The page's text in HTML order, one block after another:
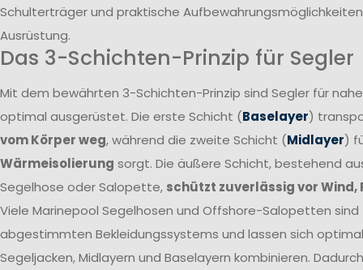
Schulterträger und praktische
Ausrüstung.
Das 3-Schichten-Prinzip für Segler
Mit dem bewährten 3-Schichten-Prinzip sind Segler für
optimal ausgerüstet. Die erste Schicht (Baselayer)
vom Körper weg, während die zweite Schicht (Midlayer)
Wärmeisolierung sorgt. Die äußere Schicht, bestehend
Segelhose oder Salopette, schützt zuverlässig vor Wind,
Viele Marinepool Segelhosen und Offshore-Salopetten sind
abgestimmten Bekleidungssystems und lassen sich
Segeljacken, Midlayern und Baselayern kombinieren.